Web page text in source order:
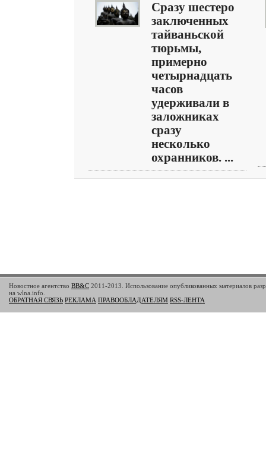
Сразу шестеро
заключенных
тайваньской
тюрьмы,
примерно
четырнадцать
часов
удерживали в
заложниках
сразу
несколько
охранников. ...
Новостное агентство BB&C 2011-2013. Использование опубликованных материалов
на wlna.info.
ОБРАТНАЯ СВЯЗЬ РЕКЛАМА ПРАВООБЛАДАТЕЛЯМ RSS-ЛЕНТА